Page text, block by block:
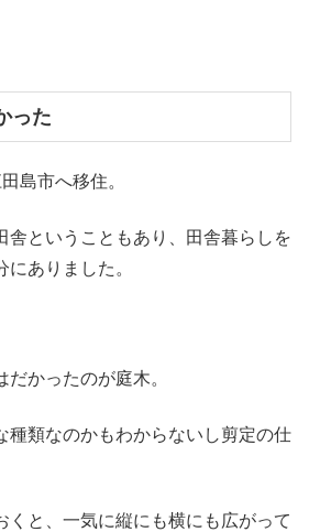
った
島市へ移住。
舎ということもあり、田舎暮らしを
ありました。
かったのが庭木。
種類なのかもわからないし剪定の仕
くと、一気に縦にも横にも広がって